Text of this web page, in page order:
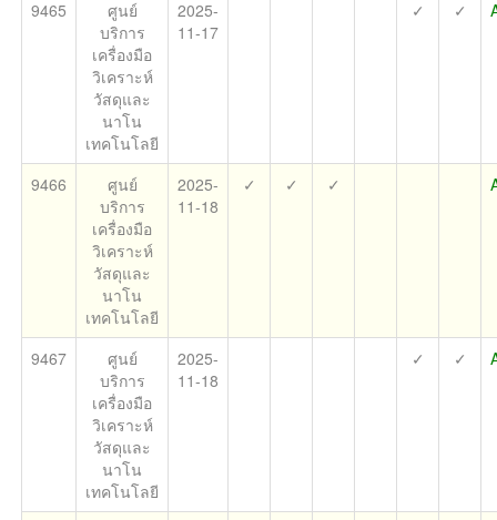
9465
ศูนย์
บริการ
เครื่องมือ
วิเคราะห์
วัสดุและ
นาโน
เทคโนโลยี
2025-
11-17
✓ ✓
9466
ศูนย์
บริการ
เครื่องมือ
วิเคราะห์
วัสดุและ
นาโน
เทคโนโลยี
2025-
11-18
✓ ✓ ✓
9467
ศูนย์
บริการ
เครื่องมือ
วิเคราะห์
วัสดุและ
นาโน
เทคโนโลยี
2025-
11-18
✓ ✓